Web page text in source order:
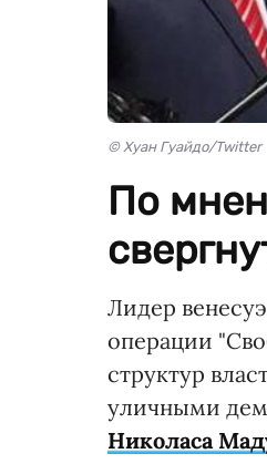
© Хуан Гуайдо/Twitter
По
Лидер
операции
структур
уличными
Николаса